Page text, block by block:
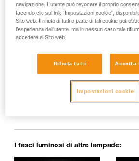
Fascio luminoso perfettamente
d'ombra, irregolarità o punti di
I fasci luminosi di altre lampade:
navigazione. L’utente può revocare il proprio
facendo clic sul link “Impostazioni cookie”,
Sito web. Il rifiuto di tutti o parte di tali cookie
l’esperienza dell’utente, ma in nessun caso tale
accedere al Sito web.
Rifiuta tutti Accetta
Impostazioni cookie